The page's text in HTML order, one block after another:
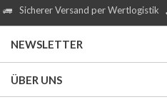
Sicherer Versand per Wertlogistik
NEWSLETTER
ÜBER UNS